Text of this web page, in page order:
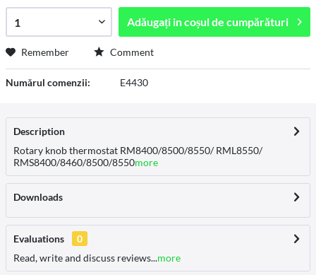
Adăugați incoșul de cumpărături
Remember Comment
Numărul comenzii: E4430
Description
Rotary knob thermostat RM8400/8500/8550/ RML8550/
RMS8400/8460/8500/8550more
Downloads
Evaluations
0
Read, write and discuss reviews...more